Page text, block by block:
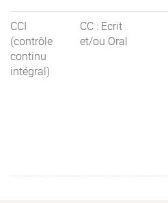
CCI
(contrôle
continu
intégral)
CC : Ecrit
et/ou Oral